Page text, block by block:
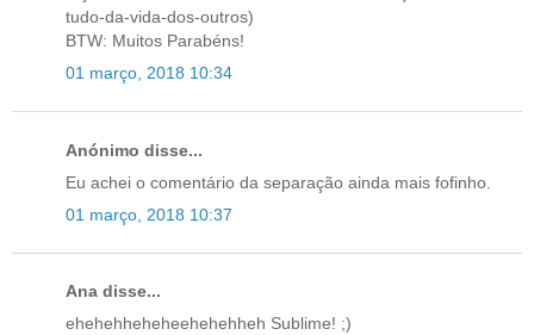
tudo-da-vida-dos-outros)
BTW: Muitos Parabéns!
01 março, 2018 10:34
Anónimo disse...
Eu achei o comentário da separação ainda mais fofinho.
01 março, 2018 10:37
Ana disse...
ehehehheheheehehehheh Sublime! ;)